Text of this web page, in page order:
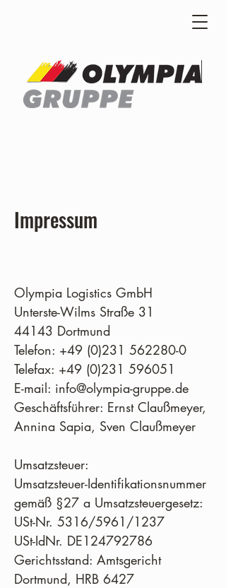
Impressum
Olympia Logistics GmbH
Unterste-Wilms Straße 31
44143 Dortmund
Telefon: +49 (0)231 562280-0
Telefax: +49 (0)231 596051
E-mail: info@olympia-gruppe.de
Geschäftsführer: Ernst Claußmeyer,
Annina Sapia, Sven Claußmeyer
Umsatzsteuer:
Umsatzsteuer-Identifikationsnummer
gemäß §27 a Umsatzsteuergesetz:
USt-Nr. 5316/5961/1237
USt-IdNr. DE124792786
Gerichtsstand: Amtsgericht
Dortmund, HRB 6427